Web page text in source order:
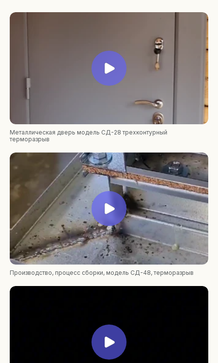
Металлическая дверь модель СД-28 трехконтурный
терморазрыв
Производство, процесс сборки, модель СД-48, терморазрыв
Видеоотзывыдовольных
заказчиков